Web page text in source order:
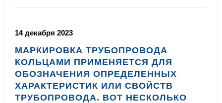
14 декабря 2023
МАРКИРОВКА ТРУБОПРОВОДА
КОЛЬЦАМИ ПРИМЕНЯЕТСЯ ДЛЯ
ОБОЗНАЧЕНИЯ ОПРЕДЕЛЕННЫХ
ХАРАКТЕРИСТИК ИЛИ СВОЙСТВ
ТРУБОПРОВОДА. ВОТ НЕСКОЛЬКО